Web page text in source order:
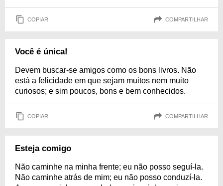
COPIAR COMPARTILHAR
Você é única!
Devem buscar-se amigos como os bons livros. Não
está a felicidade em que sejam muitos nem muito
curiosos; e sim poucos, bons e bem conhecidos.
COPIAR COMPARTILHAR
Esteja comigo
Não caminhe na minha frente; eu não posso seguí-la.
Não caminhe atrás de mim; eu não posso conduzí-la.